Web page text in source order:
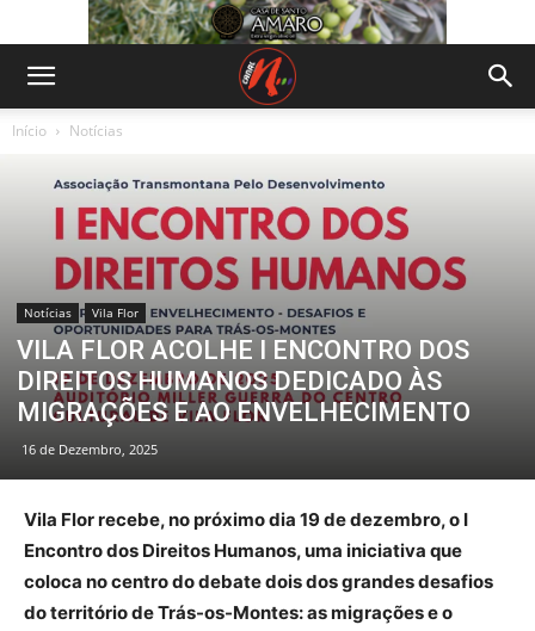
Início Notícias
Notícias Vila Flor
VILA FLOR ACOLHE I ENCONTRO DOS
DIREITOS HUMANOS DEDICADO ÀS
MIGRAÇÕES E AO ENVELHECIMENTO
16 de Dezembro, 2025
Vila Flor recebe, no próximo dia 19 de dezembro, o I
Encontro dos Direitos Humanos, uma iniciativa que
coloca no centro do debate dois dos grandes desafios
do território de Trás-os-Montes: as migrações e o